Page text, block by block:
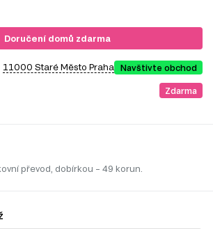
Doručení domů zdarma
11000 Staré Město Praha Navštivte obchod
Zdarma
převod, dobírkou – 49 korun.